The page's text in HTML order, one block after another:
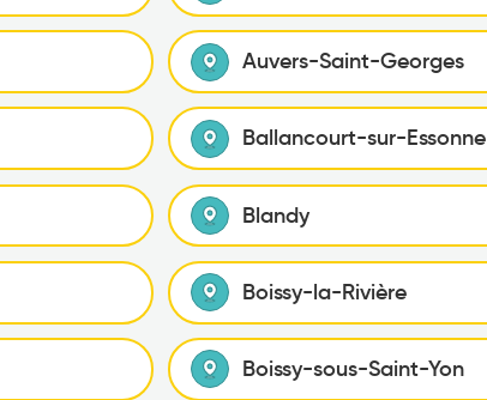
Auvers-Saint-Georges
Ballancourt-sur-Essonne
Blandy
Boissy-la-Rivière
Boissy-sous-Saint-Yon